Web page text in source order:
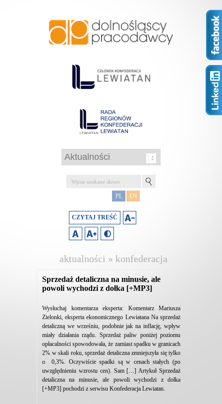
PL EN
CZYTAJ TREŚĆ
aktualności » konfederacja
Sprzedaż detaliczna na minusie, ale
powoli wychodzi z dołka [+MP3]
Wysłuchaj komentarza eksperta: Komentarz Mariusza
Zielonki, eksperta ekonomicznego Lewiatana Na sprzedaż
detaliczną we wrześniu, podobnie jak na inflację, wpływ
miały działania rządu. Sprzedaż paliw poniżej poziomu
opłacalności spowodowała, że zamiast spadku w granicach
2% w skali roku, sprzedaż detaliczna zmniejszyła się tylko
o 0,3%. Oczywiście spadki są w cenach stałych (po
uwzględnieniu wzrostu cen). Sam […] Artykuł Sprzedaż
detaliczna na minusie, ale powoli wychodzi z dołka
[+MP3] pochodzi z serwisu Konfederacja Lewiatan.